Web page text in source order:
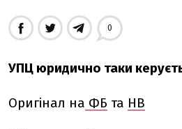
0
УПЦ юридично таки
Оригінал на ФБ та НВ